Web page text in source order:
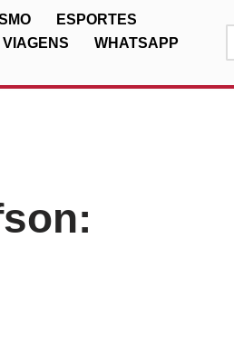
ESPORTES
VIAGENS
WHATSAPP